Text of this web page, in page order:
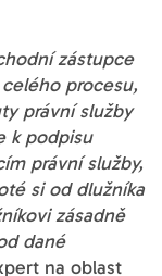
zástupce
procesu,
právní služby
k podpisu
právní služby,
si od dlužníka
zásadně
dané
na oblast